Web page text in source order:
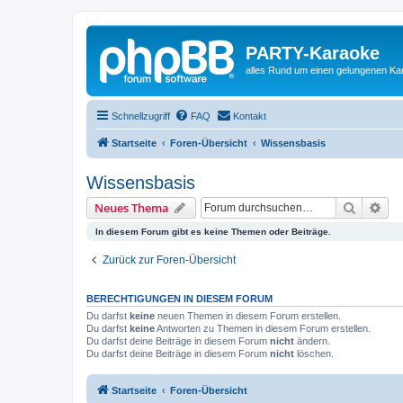
PARTY-Karaoke
alles Rund um einen gelungenen
Schnellzugriff FAQ Kontakt
Startseite Foren-Übersicht Wissensbasis
Wissensbasis
Neues Thema Suche
In diesem Forum gibt es keine Themen oder Beiträge.
Zurück zur Foren-Übersicht
BERECHTIGUNGEN IN DIESEM FORUM
Du darfst keine neuen Themen in diesem Forum erstellen.
Du darfst keineAntworten zu Themen in diesem Forum erstellen.
Du darfst deine Beiträge in diesem Forum nicht ändern.
Du darfst deine Beiträge in diesem Forum nicht löschen.
Startseite Foren-Übersicht